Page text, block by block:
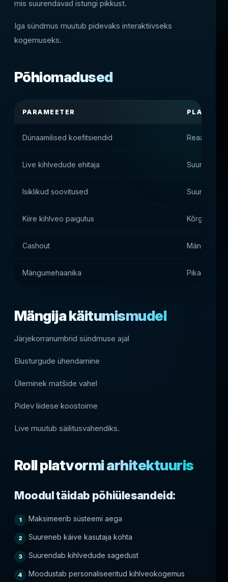
mis suurendavad istungi pikkust.
Iga sündmus muutub pidevaks interaktiivseks
kogemuseks.
Põhiomadused
PARAMEETER
Dünaamilised koefitsiendid Reaalajas
Live kihlvedude ehitaja
Isiklikud soovitused Suurem
Kiire kihlveo paigutus
Cashout Mängija
Mängumehaanika Pikad
Mängija käitumismudel
Järjekorranumbrid sündmuse ajal
Elusturgude ühendamine
Üleminek matšide vahel
Pidev liidese koostoime
Live muutub säilitusvahendiks.
Roll platvormi arhitektuuris
Moodul täidab põhiülesandeid:
Maksimeerib süsteemi aega
Suureneb käive kasutaja kohta
Suurendab kihlvedude sagedust
Moodustab personaliseeritud kihlveokogemus